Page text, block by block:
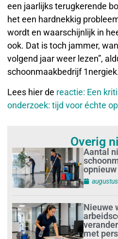
een jaarlijks terugkerende
het een hardnekkig
wordt en waarschijnlijk in
ook. Dat is toch jammer,
volgend jaar weer lezen”,
schoonmaakbedrijf
Lees hier de reactie: Een
onderzoek: tijd voor échte
Overig
Aantal
opnieuw
Nieuwe
met